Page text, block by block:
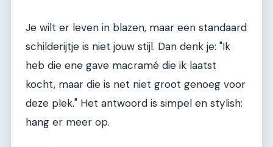
Je wilt er leven in blazen, maar een standaard
schilderijtje is niet jouw stijl. Dan denk je: "Ik
heb die ene gave macramé die ik laatst
kocht, maar die is net niet groot genoeg voor
deze plek." Het antwoord is simpel en stylish:
hang er meer op.